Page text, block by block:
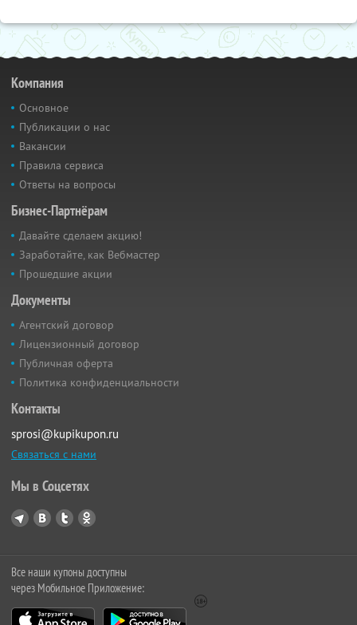
Компания
Основное
Публикации о нас
Вакансии
Правила сервиса
Ответы на вопросы
Бизнес-Партнёрам
Давайте сделаем акцию!
Заработайте, как Вебмастер
Прошедшие акции
Документы
Агентский договор
Лицензионный договор
Публичная оферта
Политика конфиденциальности
Контакты
sprosi@kupikupon.ru
Связаться с нами
Мы в Соцсетях
Все наши купоны доступны
через Мобильное Приложение: